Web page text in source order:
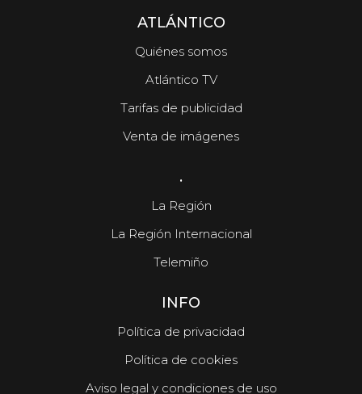
ATLÁNTICO
Quiénes somos
Atlántico TV
Tarifas de publicidad
Venta de imágenes
.
La Región
La Región Internacional
Telemiño
INFO
Política de privacidad
Política de cookies
Aviso legal y condiciones de uso